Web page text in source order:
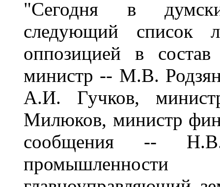
"Сегодня в
следующий список
оппозицией в
министр -- М.В.
А.И. Гучков,
Милюков, министр
сообщения --